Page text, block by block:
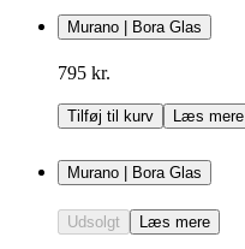
Murano | Bora Glas
795 kr.
Tilføj til kurv Læs mere
Murano | Bora Glas
Udsolgt Læs mere